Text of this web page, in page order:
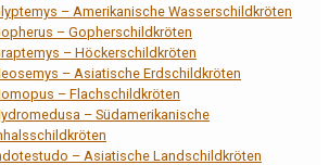
– Amerikanische Wasserschildkröten
– Gopherschildkröten
– Höckerschildkröten
– Asiatische Erdschildkröten
– Flachschildkröten
– Südamerikanische
– Asiatische Landschildkröten